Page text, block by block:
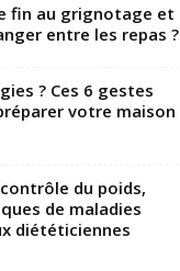
fin au grignotage et
entre les repas ?
? Ces 6 gestes
votre maison
du poids,
de maladies
diététiciennes